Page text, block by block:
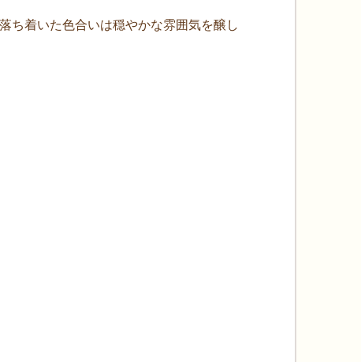
ち着いた色合いは穏やかな雰囲気を醸し